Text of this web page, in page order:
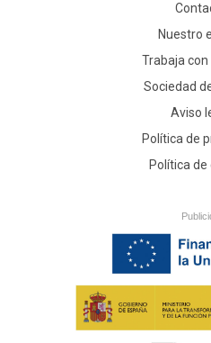
Nuestro
Trabaja
Sociedad
Aviso
Política de
Política de